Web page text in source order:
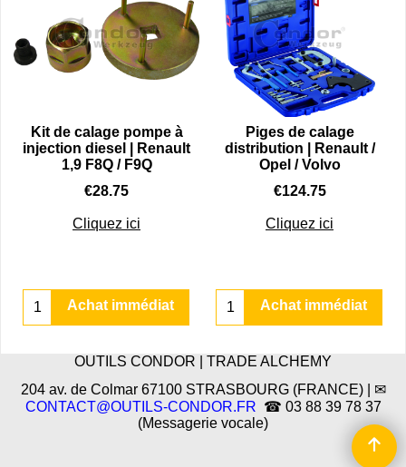
Kit de calage pompe à
injection diesel | Renault
1,9 F8Q / F9Q
€28.75
Cliquez ici
Achat immédiat
Piges de calage
distribution | Renault /
Opel / Volvo
€124.75
Cliquez ici
Achat immédiat
OUTILS CONDOR | TRADE ALCHEMY
204 av. de Colmar 67100 STRASBOURG (FRANCE) | ✉
CONTACT@OUTILS-CONDOR.FR ☎ 03 88 39 78 37
(Messagerie vocale)